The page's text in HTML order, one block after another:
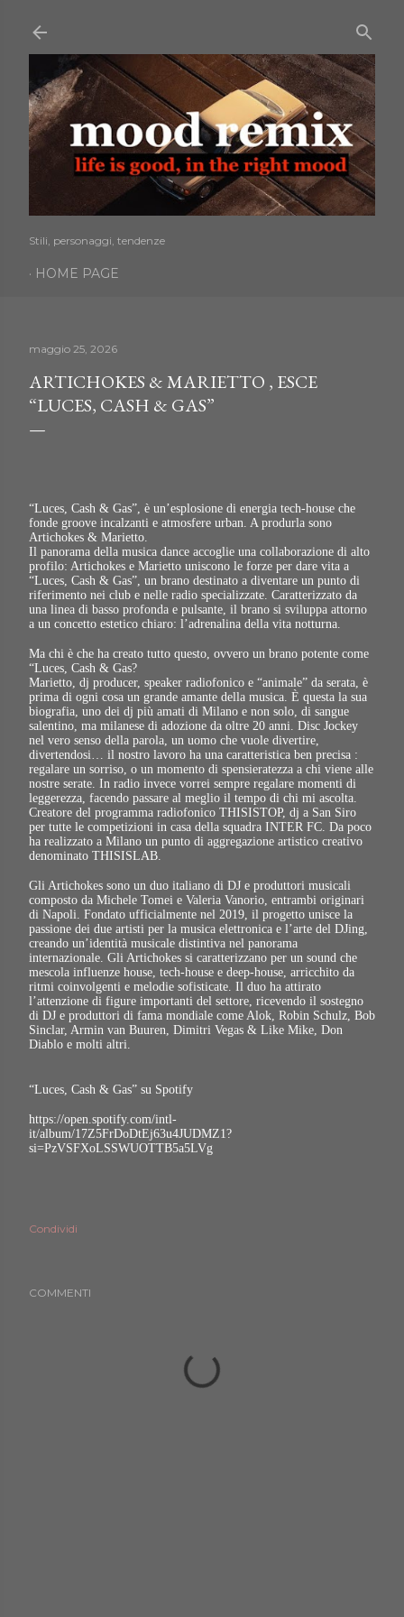
Stili, personaggi, tendenze
HOME PAGE
maggio 25, 2026
ARTICHOKES & MARIETTO , ESCE
“LUCES, CASH & GAS”
“Luces, Cash & Gas”, è un’esplosione di energia tech-house che
fonde groove incalzanti e atmosfere urban. A produrla sono
Artichokes & Marietto.
Il panorama della musica dance accoglie una collaborazione di alto
profilo: Artichokes e Marietto uniscono le forze per dare vita a
“Luces, Cash & Gas”, un brano destinato a diventare un punto di
riferimento nei club e nelle radio specializzate. Caratterizzato da
una linea di basso profonda e pulsante, il brano si sviluppa attorno
a un concetto estetico chiaro: l’adrenalina della vita notturna.
Ma chi è che ha creato tutto questo, ovvero un brano potente come
“Luces, Cash & Gas?
Marietto, dj producer, speaker radiofonico e “animale” da serata, è
prima di ogni cosa un grande amante della musica. È questa la sua
biografia, uno dei dj più amati di Milano e non solo, di sangue
salentino, ma milanese di adozione da oltre 20 anni. Disc Jockey
nel vero senso della parola, un uomo che vuole divertire,
divertendosi… il nostro lavoro ha una caratteristica ben precisa :
regalare un sorriso, o un momento di spensieratezza a chi viene alle
nostre serate. In radio invece vorrei sempre regalare momenti di
leggerezza, facendo passare al meglio il tempo di chi mi ascolta.
Creatore del programma radiofonico THISISTOP, dj a San Siro
per tutte le competizioni in casa della squadra INTER FC. Da poco
ha realizzato a Milano un punto di aggregazione artistico creativo
denominato THISISLAB.
Gli Artichokes sono un duo italiano di DJ e produttori musicali
composto da Michele Tomei e Valeria Vanorio, entrambi originari
di Napoli. Fondato ufficialmente nel 2019, il progetto unisce la
passione dei due artisti per la musica elettronica e l’arte del DJing,
creando un’identità musicale distintiva nel panorama
internazionale. Gli Artichokes si caratterizzano per un sound che
mescola influenze house, tech-house e deep-house, arricchito da
ritmi coinvolgenti e melodie sofisticate. Il duo ha attirato
l’attenzione di figure importanti del settore, ricevendo il sostegno
di DJ e produttori di fama mondiale come Alok, Robin Schulz, Bob
Sinclar, Armin van Buuren, Dimitri Vegas & Like Mike, Don
Diablo e molti altri.
“Luces, Cash & Gas” su Spotify
https://open.spotify.com/intl-
it/album/17Z5FrDoDtEj63u4JUDMZ1?
si=PzVSFXoLSSWUOTTB5a5LVg
Condividi
COMMENTI